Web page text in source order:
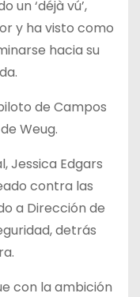
un ‘déjà vú’,
y ha visto como
hacia su
de Campos
Weug.
Jessica Edgars
contra las
a Dirección de
detrás
con la ambición